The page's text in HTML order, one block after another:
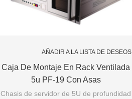
AÑADIR A LA LISTA DE DESEOS
Caja De Montaje En Rack Ventilada
5u PF-19 Con Asas
Chasis de servidor de 5U de profundidad